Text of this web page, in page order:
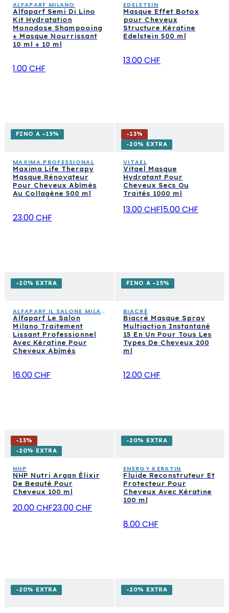
ALFAPARF MILANO
Alfaparf Semi Di Lino
Kit Hydratation
Monodose Shampooing
+ Masque Nourrissant
10 ml + 10 ml
1.00 CHF
EDELSTEIN
Masque Effet Botox
pour Cheveux
Structure Kératine
Edelstein 500 ml
13.00 CHF
FINO A −15%
MAXIMA PROFESSIONAL
Maxima Life Therapy
Masque Rénovateur
Pour Cheveux Abîmés
Au Collagène 500 ml
23.00 CHF
-13%
-20% EXTRA
VITAEL
Vitael Masque
Hydratant Pour
Cheveux Secs Ou
Traités 1000 ml
13.00 CHF15.00 CHF
-20% EXTRA
ALFAPARF IL SALONE MILANO
Alfaparf Le Salon
Milano Traitement
Lissant Professionnel
Avec Kératine Pour
Cheveux Abîmés
16.00 CHF
FINO A −15%
BIACRÈ
Biacrè Masque Spray
Multiaction Instantané
15 En Un Pour Tous Les
Types De Cheveux 200
ml
12.00 CHF
-13%
-20% EXTRA
NHP
NHP Nutri Argan Élixir
De Beauté Pour
Cheveux 100 ml
20.00 CHF23.00 CHF
-20% EXTRA
ENERGY KERATIN
Fluide Reconstruteur Et
Protecteur Pour
Cheveux Avec Kératine
100 ml
8.00 CHF
-20% EXTRA -20% EXTRA